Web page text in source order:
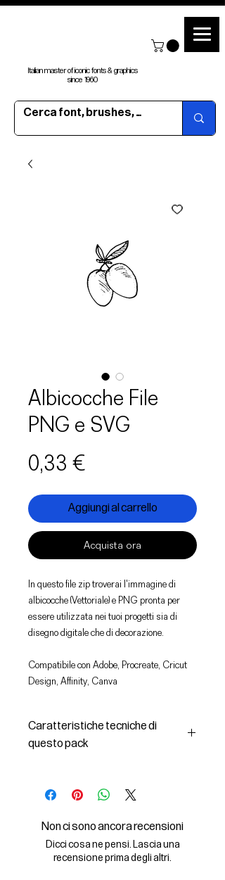
Italian master of iconic fonts & graphics
since 1960
Albicocche File
PNG e SVG
0,33 €
Aggiungi al carrello
Acquista ora
In questo file zip troverai l'immagine di
albicocche (Vettoriale) e PNG pronta per
essere utilizzata nei tuoi progetti sia di
disegno digitale che di decorazione.
Compatibile con Adobe, Procreate, Cricut
Design, Affinity, Canva
Caratteristiche tecniche di
questo pack
- le immagini descritte in formato
- la licenza d'uso delle grafiche
Il File SVG è compatibile con Adobe,
Cricut Design, Cricut
Non ci sono ancora recensioni
Dicci cosa ne pensi. Lascia una
recensione prima degli altri.